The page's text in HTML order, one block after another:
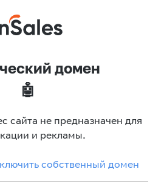
домен
🤖
сайта не предназначен для
и рекламы.
собственный домен